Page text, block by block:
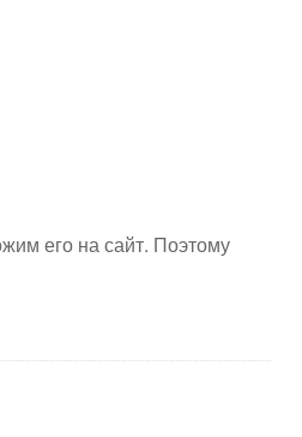
его на сайт. Поэтому